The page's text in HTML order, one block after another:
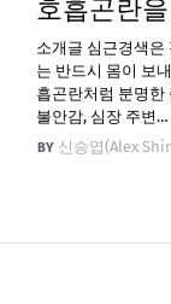
호흡곤란
소개글 심근경색은
는 반드시 몸이 보
흡곤란처럼 분명한
불안감, 심장 주변…
신승엽(Alex